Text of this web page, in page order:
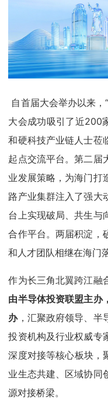
自首届大会举办以来
大会成功吸引了近200
和硬科技产业链人士莅
起点交流平台。第二届
业发展策略，为海门打
路产业集群注入了强大
台上实现破局、共生与
合作平台。两届积淀
和人才团队相继在海门
作为长三角北翼跨江融
由半导体投资联盟主办
办，汇聚政府领导、半
投资机构及行业权威专
深度对接等核心板块，
业生态共建、区域协同
源对接桥梁。